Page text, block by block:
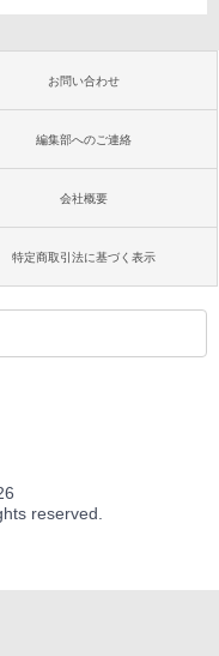
お問い合わせ
編集部へのご連絡
会社概要
特定商取引法に基づく表示
reserved.